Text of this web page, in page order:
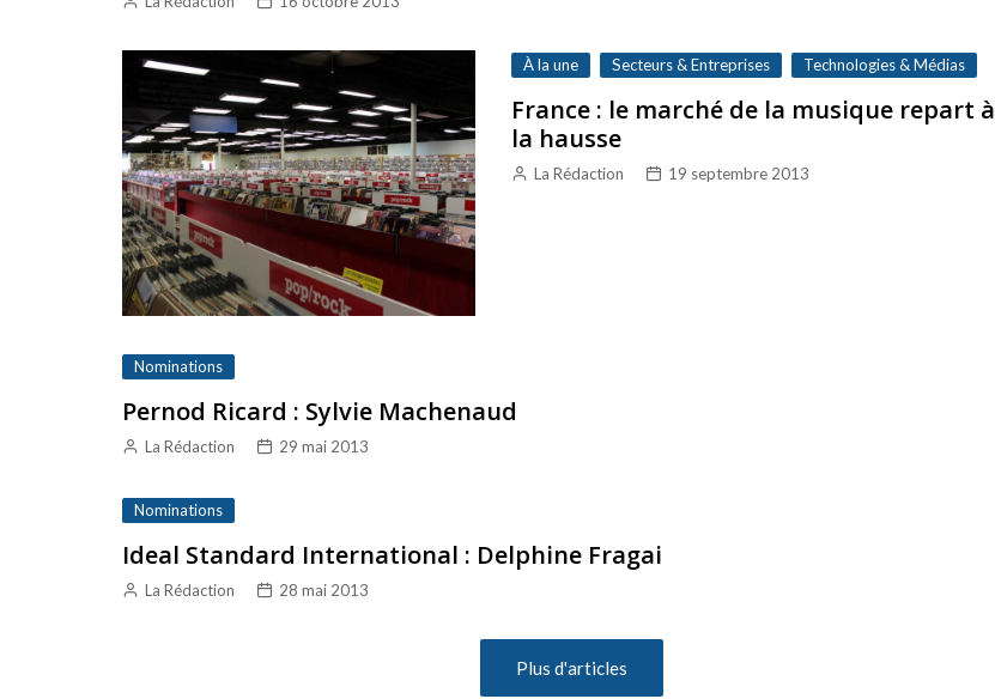
À la une Secteurs & Entreprises Technologies & Médias
France : le marché de la musique repart à
la hausse
La Rédaction 19 septembre 2013
Nominations
Pernod Ricard : Sylvie Machenaud
La Rédaction 29 mai 2013
Nominations
Ideal Standard International : Delphine Fragai
La Rédaction 28 mai 2013
Plus d'articles